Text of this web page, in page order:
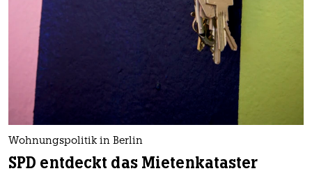
Wohnungspolitik in Berlin
SPD entdeckt das Mietenkataster